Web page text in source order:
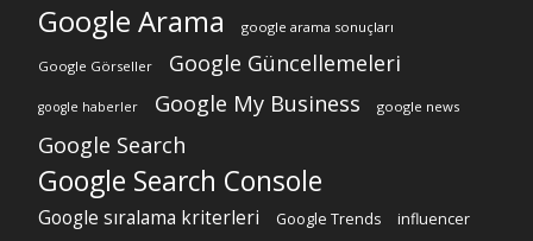
Google Arama google arama sonuçları
Google Görseller Google Güncellemeleri
google haberler Google My Business google news
Google Search
Google Search Console
Google sıralama kriterleri Google Trends influencer